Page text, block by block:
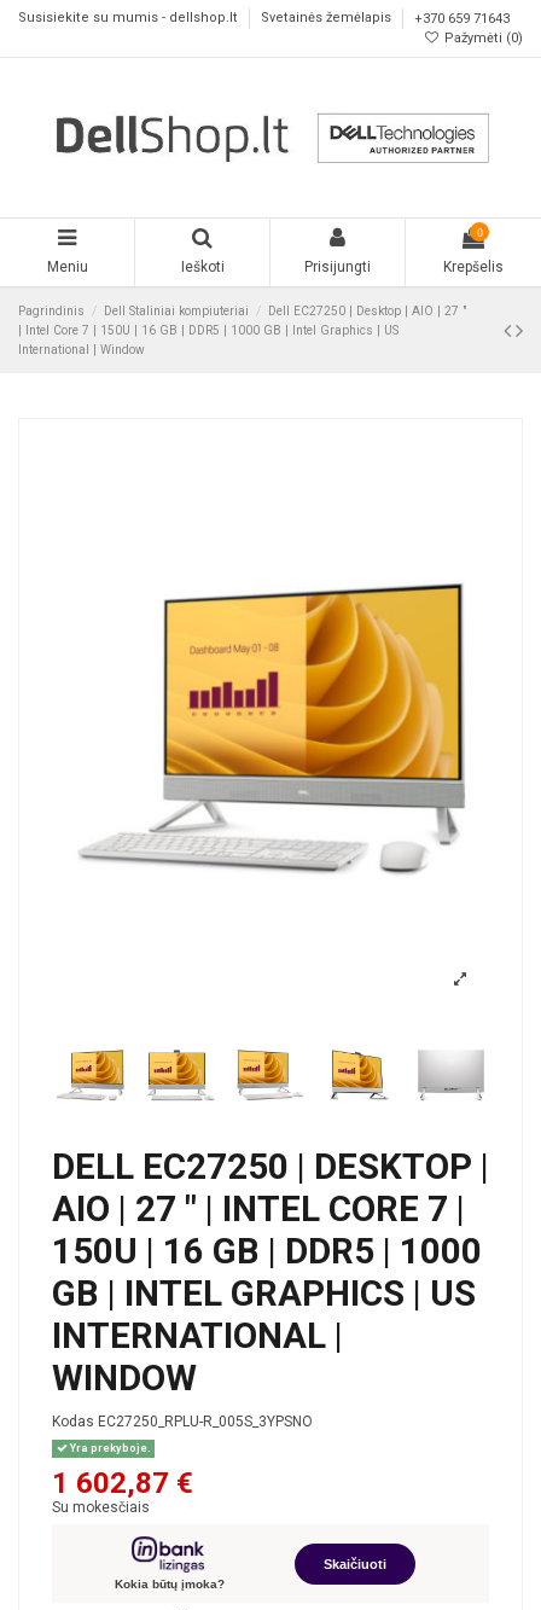
Susisiekite su mumis - dellshop.lt Svetainės žemėlapis
+370 659 71643
Pažymėti (0)
Meniu Ieškoti Prisijungti
0
Krepšelis
Pagrindinis Dell Staliniai kompiuteriai
Dell EC27250 | Desktop | AIO | 27 "
| Intel Core 7 | 150U | 16 GB | DDR5 | 1000 GB | Intel Graphics | US
International | Window
DELL EC27250 | DESKTOP |
AIO | 27 " | INTEL CORE 7 |
150U | 16 GB | DDR5 | 1000
GB | INTEL GRAPHICS | US
INTERNATIONAL |
WINDOW
Kodas EC27250_RPLU-R_005S_3YPSNO
Yra prekyboje.
1 602,87 €
Su mokesčiais
Kokia būtų įmoka?
Skaičiuoti